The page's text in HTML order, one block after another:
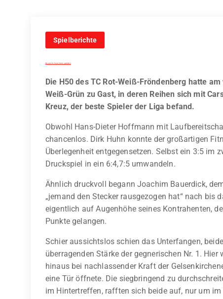
Spielberichte
Bis zum Schluss Paroli geboten
Die H50 des TC Rot-Weiß-Fröndenberg hatte
Weiß-Grün zu Gast, in deren Reihen sich mit
Kreuz, der beste Spieler der Liga befand.
Obwohl Hans-Dieter Hoffmann mit
chancenlos. Dirk Huhn konnte der großartigen
Überlegenheit entgegensetzen. Selbst ein 3:5 im
Druckspiel in ein 6:4,7:5 umwandeln.
Ähnlich druckvoll begann Joachim Bauerdick,
„jemand den Stecker rausgezogen hat“ nach bis
eigentlich auf Augenhöhe seines Kontrahenten,
Punkte gelangen.
Schier aussichtslos schien das Unterfangen,
überragenden Stärke der gegnerischen Nr. 1.
hinaus bei nachlassender Kraft der
eine Tür öffnete. Die siegbringend zu
im Hintertreffen, rafften sich beide auf, nur um